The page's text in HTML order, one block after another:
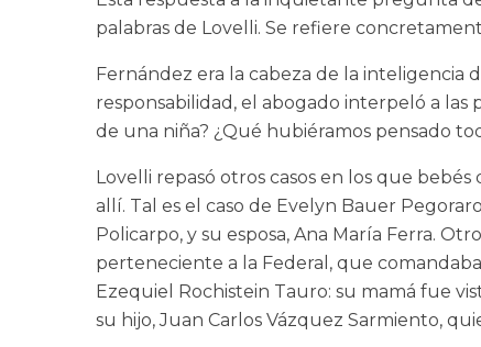
palabras de Lovelli. Se refiere
Fernández era la cabeza de la inteligencia
responsabilidad, el abogado interpeló a las
de una niña? ¿Qué hubiéramos pensado
Lovelli repasó otros casos en los que
allí. Tal es el caso de Evelyn Bauer
Policarpo, y su esposa, Ana María Ferra.
perteneciente a la Federal, que
Ezequiel Rochistein Tauro: su mamá fue
su hijo, Juan Carlos Vázquez Sarmiento,